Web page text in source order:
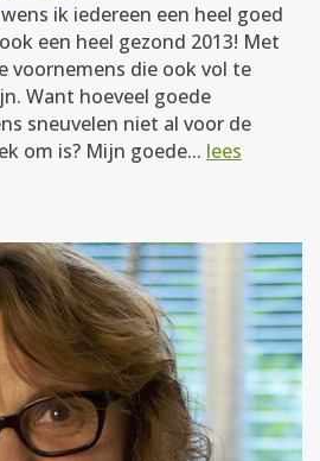
ik iedereen een heel goed
een heel gezond 2013! Met
voornemens die ook vol te
Want hoeveel goede
sneuvelen niet al voor de
om is? Mijn goede... lees